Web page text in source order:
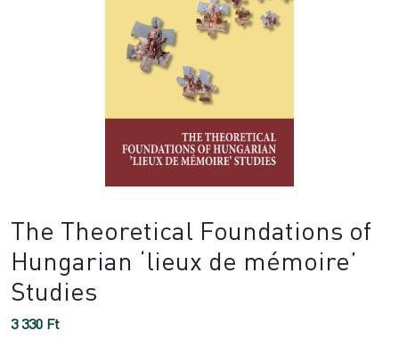
The Theoretical Foundations of
Hungarian ‘lieux de mémoire’
Studies
3 330 Ft